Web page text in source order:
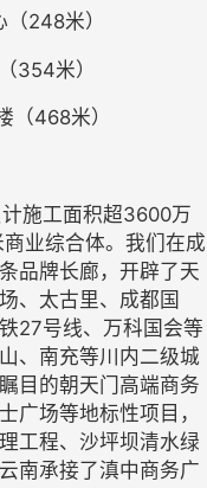
248米）
354米）
468米）
施工面积超3600万
业综合体。我们在成
品牌长廊，开辟了天
、太古里、成都国
27号线、万科国会等
、南充等川内二级城
目的朝天门高端商务
广场等地标性项目，
工程、沙坪坝清水绿
南承接了滇中商务广